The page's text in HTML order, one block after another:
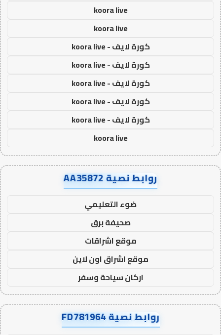
koora live
koora live
كورة لايف - koora live
كورة لايف - koora live
كورة لايف - koora live
كورة لايف - koora live
كورة لايف - koora live
koora live
روابط نصية AA35872
ضوء التعليمي
صحيفة برق
موقع اشراقات
موقع اشراق اون لاين
اركان سياحة وسفر
روابط نصية FD781964